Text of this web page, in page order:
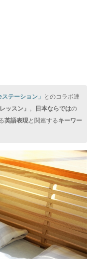
ステーション」 とのコラボ連
ッスン」 。 日本ならではの
英語表現と関連するキーワー